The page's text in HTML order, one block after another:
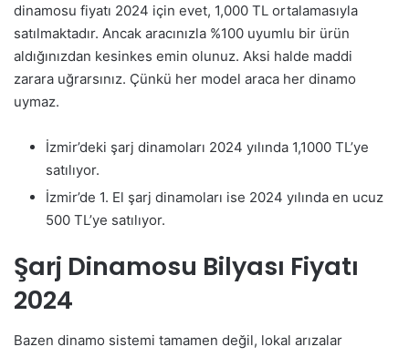
dinamosu fiyatı 2024 için evet, 1,000 TL ortalamasıyla
satılmaktadır. Ancak aracınızla %100 uyumlu bir ürün
aldığınızdan kesinkes emin olunuz. Aksi halde maddi
zarara uğrarsınız. Çünkü her model araca her dinamo
uymaz.
İzmir’deki şarj dinamoları 2024 yılında 1,1000 TL’ye
satılıyor.
İzmir’de 1. El şarj dinamoları ise 2024 yılında en ucuz
500 TL’ye satılıyor.
Şarj Dinamosu Bilyası Fiyatı
2024
Bazen dinamo sistemi tamamen değil, lokal arızalar